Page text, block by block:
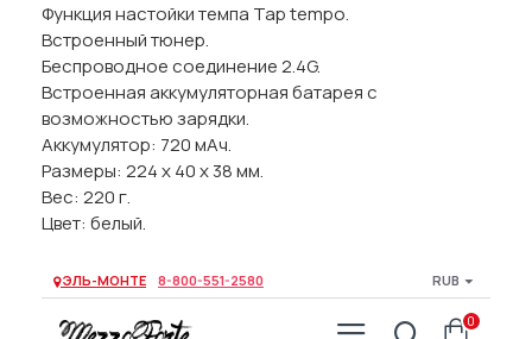
Функция настойки темпа Tap tempo.
Встроенный тюнер.
Беспроводное соединение 2.4G.
Встроенная аккумуляторная батарея с
возможностью зарядки.
Аккумулятор: 720 мАч.
Размеры: 224 х 40 х 38 мм.
Вес: 220 г.
Цвет: белый.